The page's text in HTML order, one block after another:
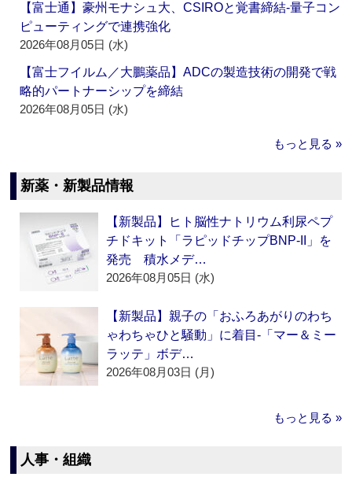
【富士通】豪州モナシュ大、CSIROと覚書締結‐量子コン
ピューティングで連携強化
2026年08月05日 (水)
【富士フイルム／大鵬薬品】ADCの製造技術の開発で戦
略的パートナーシップを締結
2026年08月05日 (水)
もっと見る »
新薬・新製品情報
【新製品】ヒト脳性ナトリウム利尿ペプ
チドキット「ラピッドチップBNP-II」を
発売 積水メデ…
2026年08月05日 (水)
【新製品】親子の「おふろあがりのわち
ゃわちゃひと騒動」に着目‐「マー＆ミー
ラッテ」ボデ…
2026年08月03日 (月)
もっと見る »
人事・組織